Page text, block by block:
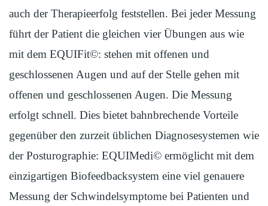
auch der Therapieerfolg feststellen. Bei jeder Messung
führt der Patient die gleichen vier Übungen aus wie
mit dem EQUIFit©: stehen mit offenen und
geschlossenen Augen und auf der Stelle gehen mit
offenen und geschlossenen Augen. Die Messung
erfolgt schnell. Dies bietet bahnbrechende Vorteile
gegenüber den zurzeit üblichen Diagnosesystemen wie
der Posturographie: EQUIMedi© ermöglicht mit dem
einzigartigen Biofeedbacksystem eine viel genauere
Messung der Schwindelsymptome bei Patienten und